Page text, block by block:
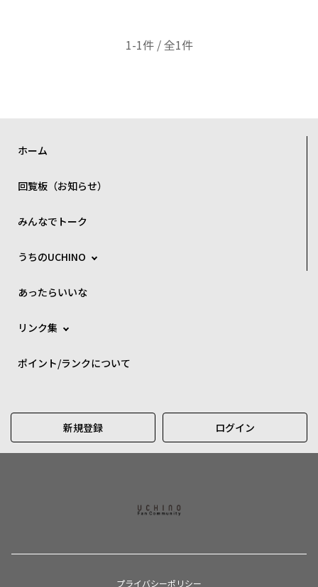
1-1件 / 全1件
ホーム
回覧板（お知らせ）
みんなでトーク
うちのUCHINO
あったらいいな
リンク集
ポイント/ランクについて
新規登録 ログイン
プライバシーポリシー